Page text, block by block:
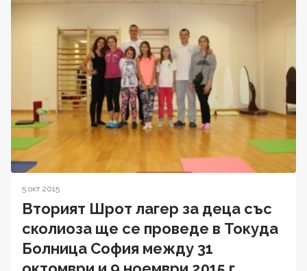
5 окт 2015
Вторият Шрот лагер за деца със
сколиоза ще се проведе в Токуда
Болница София между 31